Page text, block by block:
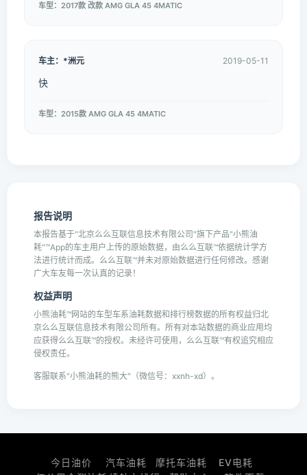
车型：2017款 改款 AMG GLA 45 4MATIC
车主：*洲元 2019-05-11
快
车型：2015款 AMG GLA 45 4MATIC
报告说明
本报告基于"北京么么互联信息技术有限公司"旗下产品"小熊油
耗"™App的车主用户上传的原始数据，由么么互联™依据统计学方
法进行统计而成。么么互联™并未对原始数据进行任何修改。感谢
广大车友每一次认真的记录！
权益声明
小熊油耗™网站的车型车系油耗数据和排行榜数据的所有权益归北
京么么互联信息技术有限公司所有。所有对本站数据的商业应用均
应获得么么互联™的授权。未经许可使用，么么互联™有权追究相应
侵权责任。
客服联系"小熊油耗的熊大"（微信号：xxnh-xd）。
今日油价 汽车油耗 摩托车油耗
EV电耗